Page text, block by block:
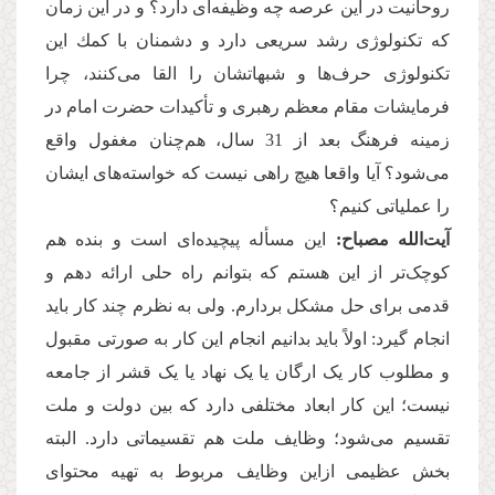
روحانیت در این عرصه چه وظیفه‌ای دارد؟ و در این زمان
که تکنولوژی رشد سریعی دارد و دشمنان با كمك این
تكنولوژی حرف‌ها و شبهاتشان را القا می‌کنند، چرا
فرمایشات مقام معظم رهبری و تأكیدات حضرت امام در
زمینه فرهنگ بعد از 31 سال، هم‌چنان مغفول واقع
می‌شود؟ آیا واقعا هیچ راهی نیست كه خواسته‌های ایشان
را عملیاتی کنیم؟
آیت‌الله مصباح: این مسأله پیچیده‌ای است و بنده هم
کوچک‌تر از این هستم که بتوانم راه حلی ارائه دهم و
قدمی برای حل مشکل بردارم. ولی به نظرم چند کار ‌باید
انجام گیرد: اولاً باید بدانیم انجام این کار به صورتی مقبول
و مطلوب کار یک ارگان یا یک نهاد یا یک قشر از جامعه
نیست؛ این کار ابعاد مختلفی دارد که بین دولت و ملت
تقسیم می‌شود؛ وظایف ملت هم تقسیماتی دارد. البته
بخش عظیمی ازاین وظایف مربوط به تهیه محتوای